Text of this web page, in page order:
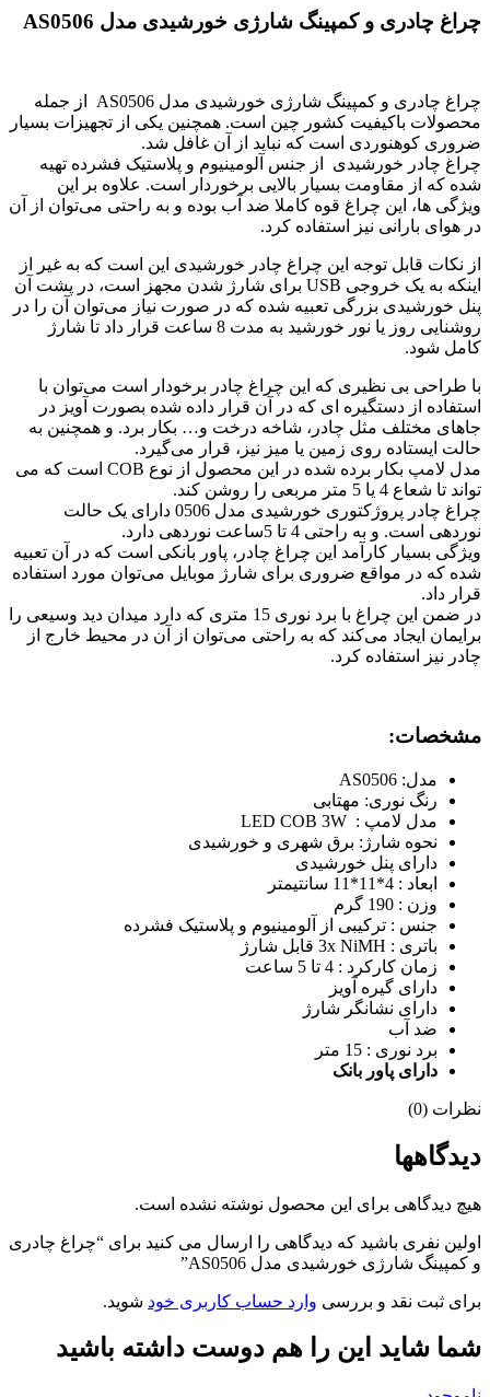
چراغ چادری و کمپینگ شارژی خورشیدی مدل AS0506
چراغ چادری و کمپینگ شارژی خورشیدی مدل AS0506 از جمله
محصولات باکیفیت کشور چین است. همچنین یکی از تجهیزات بسیار
ضروری کوهنوردی است که نباید از آن غافل شد.
چراغ چادر خورشیدی از جنس آلومینیوم و پلاستیک فشرده تهیه
شده که از مقاومت بسیار بالایی برخوردار است. علاوه بر این
ویژگی ها، این چراغ قوه کاملا ضد آب بوده و به راحتی می‌توان از آن
در هوای بارانی نیز استفاده کرد.
از نکات قابل توجه این چراغ چادر خورشیدی این است که به غیر از
اینکه به یک خروجی USB برای شارژ شدن مجهز است، در پشت آن
پنل خورشیدی بزرگی تعبیه شده که در صورت نیاز می‌توان آن را در
روشنایی روز یا نور خورشید به مدت 8 ساعت قرار داد تا شارژ
کامل شود.
با طراحی بی نظیری که این چراغ چادر برخودار است می‌توان با
استفاده از دستگیره ای که در آن قرار داده شده بصورت آویز در
جاهای مختلف مثل چادر، شاخه درخت و… بکار برد. و همچنین به
حالت ایستاده روی زمین یا میز نیز، قرار می‌گیرد.
مدل لامپ بکار برده شده در این محصول از نوع COB است که می
تواند تا شعاع 4 یا 5 متر مربعی را روشن کند.
چراغ چادر پروژکتوری خورشیدی مدل 0506 دارای یک حالت
نوردهی است. و به راحتی 4 تا 5ساعت نوردهی دارد.
ویژگی بسیار کارآمد این چراغ چادر، پاور بانکی است که در آن تعبیه
شده که در مواقع ضروری برای شارژ موبایل می‌توان مورد استفاده
قرار داد.
در ضمن این چراغ با برد نوری 15 متری که دارد میدان دید وسیعی را
برایمان ایجاد می‌کند که به راحتی می‌توان از آن در محیط خارج از
چادر نیز استفاده کرد.
مشخصات:
مدل: AS0506
رنگ نوری: مهتابی
مدل لامپ : LED COB 3W
نحوه شارژ: برق شهری و خورشیدی
دارای پنل خورشیدی
ابعاد : 4*11*11 سانتیمتر
وزن : 190 گرم
جنس : ترکیبی از آلومینیوم و پلاستیک فشرده
باتری : 3x NiMH قابل شارژ
زمان کارکرد : 4 تا 5 ساعت
دارای گیره آویز
دارای نشانگر شارژ
ضد آب
برد نوری : 15 متر
دارای پاور بانک
نظرات (0)
دیدگاهها
هیچ دیدگاهی برای این محصول نوشته نشده است.
اولین نفری باشید که دیدگاهی را ارسال می کنید برای “چراغ چادری
و کمپینگ شارژی خورشیدی مدل AS0506”
برای ثبت نقد و بررسی وارد حساب کاربری خود شوید.
شما شاید این را هم دوست داشته باشید